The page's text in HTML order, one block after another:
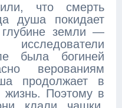
что смерть
душа покидает
земли —
была богиней
верованиям
продолжает в
Поэтому в